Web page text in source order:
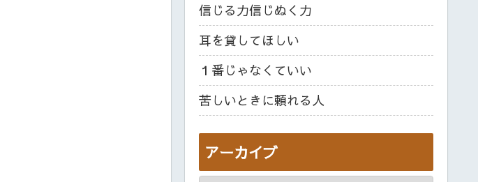
信じる力信じぬく力
耳を貸してほしい
１番じゃなくていい
苦しいときに頼れる人
アーカイブ